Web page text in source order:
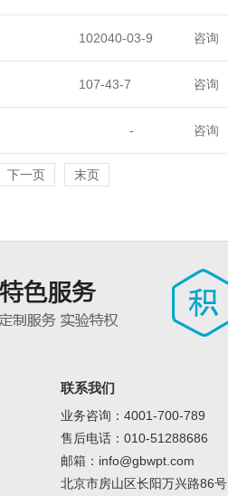
102040-03-9 咨询
107-43-7 咨询
- 咨询
下一页 末页
联系我们
业务咨询：4001-700-789
售后电话：010-51288686
邮箱：info@gbwpt.com
北京市房山区长阳万兴路86号